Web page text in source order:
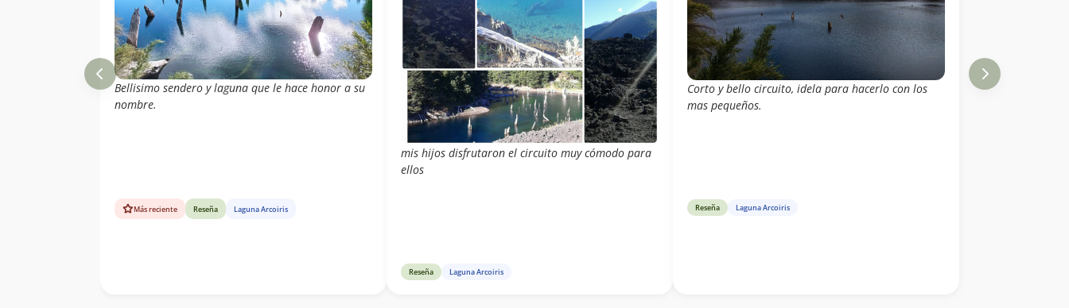
Bellisimo sendero y laguna que le hace honor a su
nombre.
Más reciente Reseña Laguna Arcoiris
mis hijos disfrutaron el circuito muy cómodo para
ellos
Reseña Laguna Arcoiris
Corto y bello circuito, idela para hacerlo con los
mas pequeños.
Reseña Laguna Arcoiris